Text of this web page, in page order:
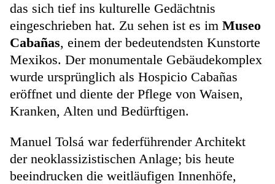
das sich tief ins kulturelle Gedächtnis
eingeschrieben hat. Zu sehen ist es im Museo
Cabañas, einem der bedeutendsten Kunstorte
Mexikos. Der monumentale Gebäudekomplex
wurde ursprünglich als Hospicio Cabañas
eröffnet und diente der Pflege von Waisen,
Kranken, Alten und Bedürftigen.
Manuel Tolsá war federführender Architekt
der neoklassizistischen Anlage; bis heute
beeindrucken die weitläufigen Innenhöfe,